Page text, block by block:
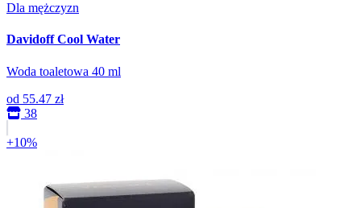
Dla mężczyzn
Davidoff Cool Water
Woda toaletowa 40 ml
od 55.47 zł
38
+10%